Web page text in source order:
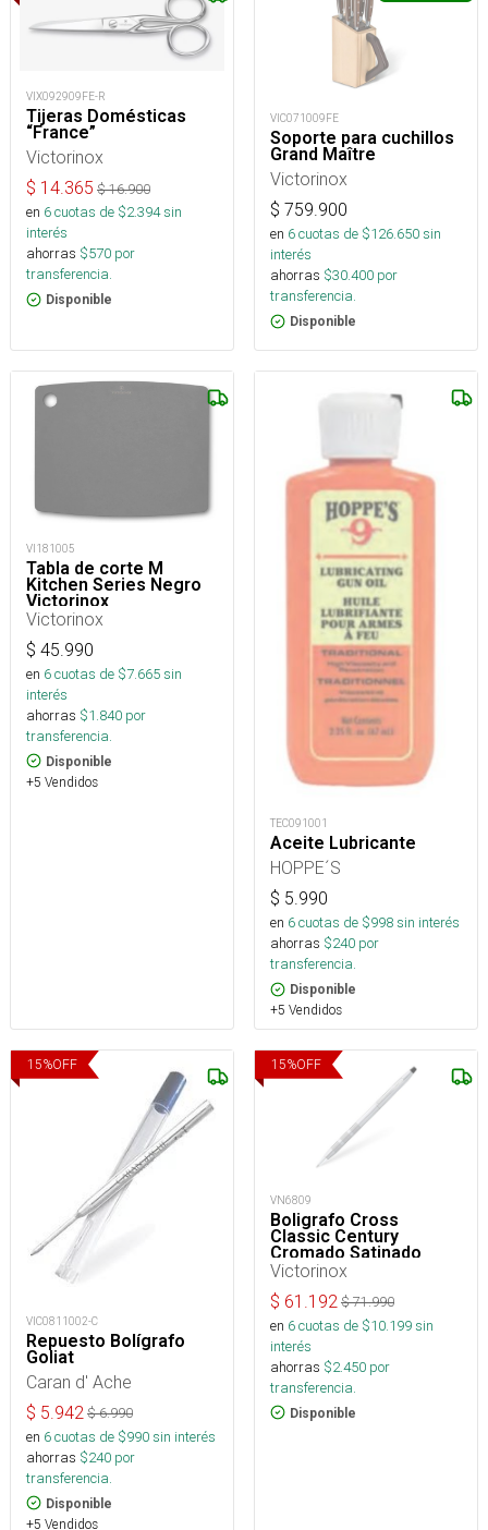
VIX092909FE-R
Tijeras Domésticas
“France”
Victorinox
$ 14.365 $16.900
en 6cuotas de $2.394sin
interés
ahorras $570 por
transferencia.
Disponible
VIC071009FE
Soporte para cuchillos
Grand Maître
Victorinox
$ 759.900
en 6cuotas de $126.650sin
interés
ahorras $30.400 por
transferencia.
Disponible
VI181005
Tabla de corte M
Kitchen Series Negro
Victorinox
Victorinox
$ 45.990
en 6cuotas de $7.665sin
interés
ahorras $1.840 por
transferencia.
Disponible
+5 Vendidos
TEC091001
Aceite Lubricante
HOPPE´S
$ 5.990
en 6cuotas de $998sin interés
ahorras $240 por
transferencia.
Disponible
+5 Vendidos
15%OFF
VIC0811002-C
Repuesto Bolígrafo
Goliat
Caran d' Ache
$ 5.942 $6.990
en 6cuotas de $990sin interés
ahorras $240 por
transferencia.
Disponible
+5 Vendidos
15%OFF
VN6809
Boligrafo Cross
Classic Century
Cromado Satinado
Victorinox
$ 61.192 $71.990
en 6cuotas de $10.199sin
interés
ahorras $2.450 por
transferencia.
Disponible